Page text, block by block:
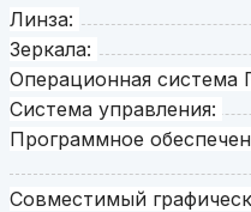
Линза:
Зеркала:
Операционная система
Система управления:
Программное
Совместимый